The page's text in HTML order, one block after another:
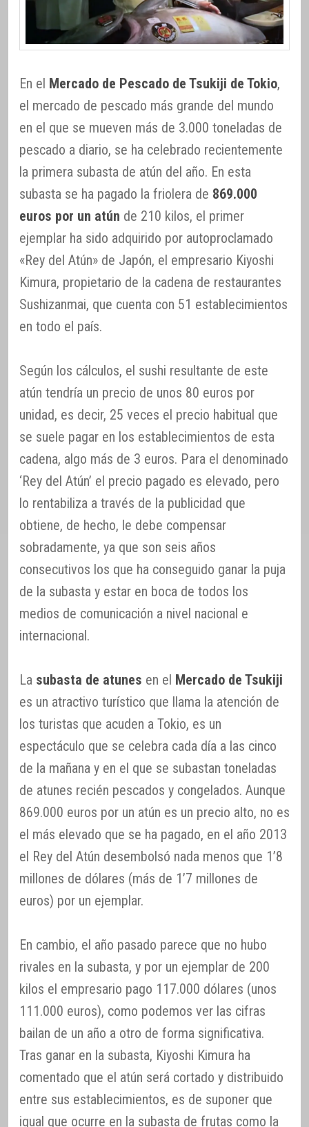
En el Mercado de Pescado de Tsukiji de Tokio,
el mercado de pescado más grande del mundo
en el que se mueven más de 3.000 toneladas de
pescado a diario, se ha celebrado recientemente
la primera subasta de atún del año. En esta
subasta se ha pagado la friolera de 869.000
euros por un atún de 210 kilos, el primer
ejemplar ha sido adquirido por autoproclamado
«Rey del Atún» de Japón, el empresario Kiyoshi
Kimura, propietario de la cadena de restaurantes
Sushizanmai, que cuenta con 51 establecimientos
en todo el país.
Según los cálculos, el sushi resultante de este
atún tendría un precio de unos 80 euros por
unidad, es decir, 25 veces el precio habitual que
se suele pagar en los establecimientos de esta
cadena, algo más de 3 euros. Para el denominado
‘Rey del Atún’ el precio pagado es elevado, pero
lo rentabiliza a través de la publicidad que
obtiene, de hecho, le debe compensar
sobradamente, ya que son seis años
consecutivos los que ha conseguido ganar la puja
de la subasta y estar en boca de todos los
medios de comunicación a nivel nacional e
internacional.
La subasta de atunes en el Mercado de Tsukiji
es un atractivo turístico que llama la atención de
los turistas que acuden a Tokio, es un
espectáculo que se celebra cada día a las cinco
de la mañana y en el que se subastan toneladas
de atunes recién pescados y congelados. Aunque
869.000 euros por un atún es un precio alto, no es
el más elevado que se ha pagado, en el año 2013
el Rey del Atún desembolsó nada menos que 1’8
millones de dólares (más de 1’7 millones de
euros) por un ejemplar.
En cambio, el año pasado parece que no hubo
rivales en la subasta, y por un ejemplar de 200
kilos el empresario pago 117.000 dólares (unos
111.000 euros), como podemos ver las cifras
bailan de un año a otro de forma significativa.
Tras ganar en la subasta, Kiyoshi Kimura ha
comentado que el atún será cortado y distribuido
entre sus establecimientos, es de suponer que
igual que ocurre en la subasta de frutas como la